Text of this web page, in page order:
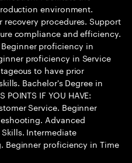
environment.
procedures. Support
compliance and efficiency.
Beginner proficiency in
proficiency in Service
to have prior
Bachelor's Degree in
IF YOU HAVE:
Service. Beginner
Advanced
Intermediate
Beginner proficiency in Time